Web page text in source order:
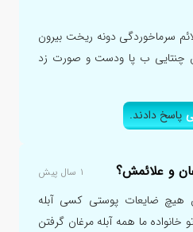
سرماخوردگی دونه ریخت بیرون
چنتایی ب پا ودست و صورت زد
پاسخ دادند.
و علائمش؟ ۱ سال پیش
ضایعات پوستی کسی آبله
من ۲۲ سالمه تو خانواده ما همه آبله مرغان گرفتن